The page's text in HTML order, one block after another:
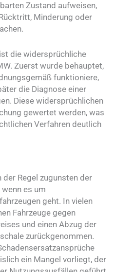
Zustand aufweisen,
Minderung oder
die widersprüchliche
Zuerst wurde behauptet,
funktioniere,
die Diagnose einer
Diese widersprüchlichen
gewertet werden, was
Verfahren deutlich
Regel zugunsten der
es um
geht. In vielen
Fahrzeuge gegen
und einen Abzug der
zurückgenommen.
ein Mangel vorliegt, der